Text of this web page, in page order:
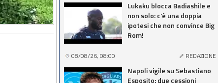
Lukaku blocca Badiashile e
non solo: c'è una doppia
ipotesi che non convince Big
Rom!
08/08/26, 08:00 REDAZIONE
Napoli vigile su Sebastiano
Esposito: due cessioni